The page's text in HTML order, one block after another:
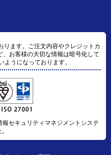
ります。ご注文内容やクレジットカ
お客様の大切な情報は暗号化して
うになっております。
セキュリティマネジメントシステ